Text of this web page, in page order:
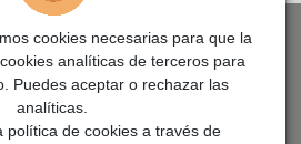
cookies necesarias para que la
analíticas de terceros para
Puedes aceptar o rechazar las
analíticas.
política de cookies a través de